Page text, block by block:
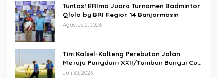
Tuntas! BRImo Juara Turnamen Badminton
Qlola by BRI Region 14 Banjarmasin
Agustus 2, 2026
Tim Kalsel-Kalteng Perebutan Jalan
Menuju Pangdam XXII/Tambun Bungai Cup
Banjarmasin
Juli 30, 2026